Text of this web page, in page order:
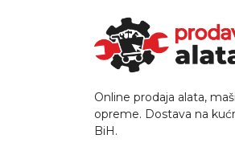
Online prodaja alata,
opreme. Dostava na
BiH.